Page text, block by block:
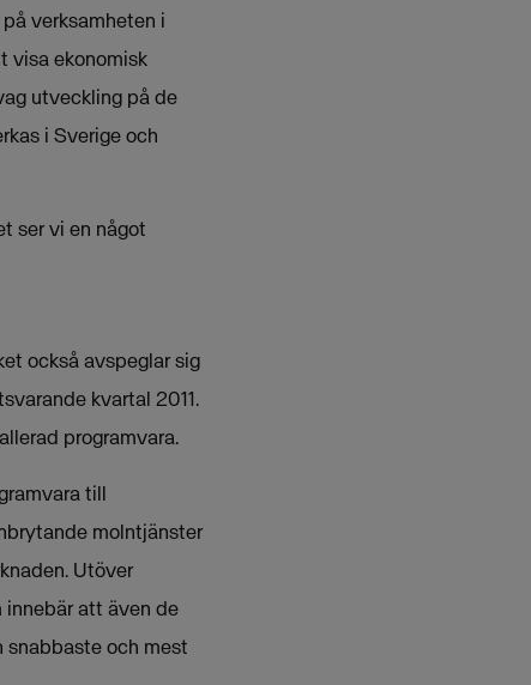
verksamheten i
visa ekonomisk
utveckling på de
i Sverige och
ser vi en något
också avspeglar sig
kvartal 2011.
programvara.
till
molntjänster
Utöver
att även de
snabbaste och mest